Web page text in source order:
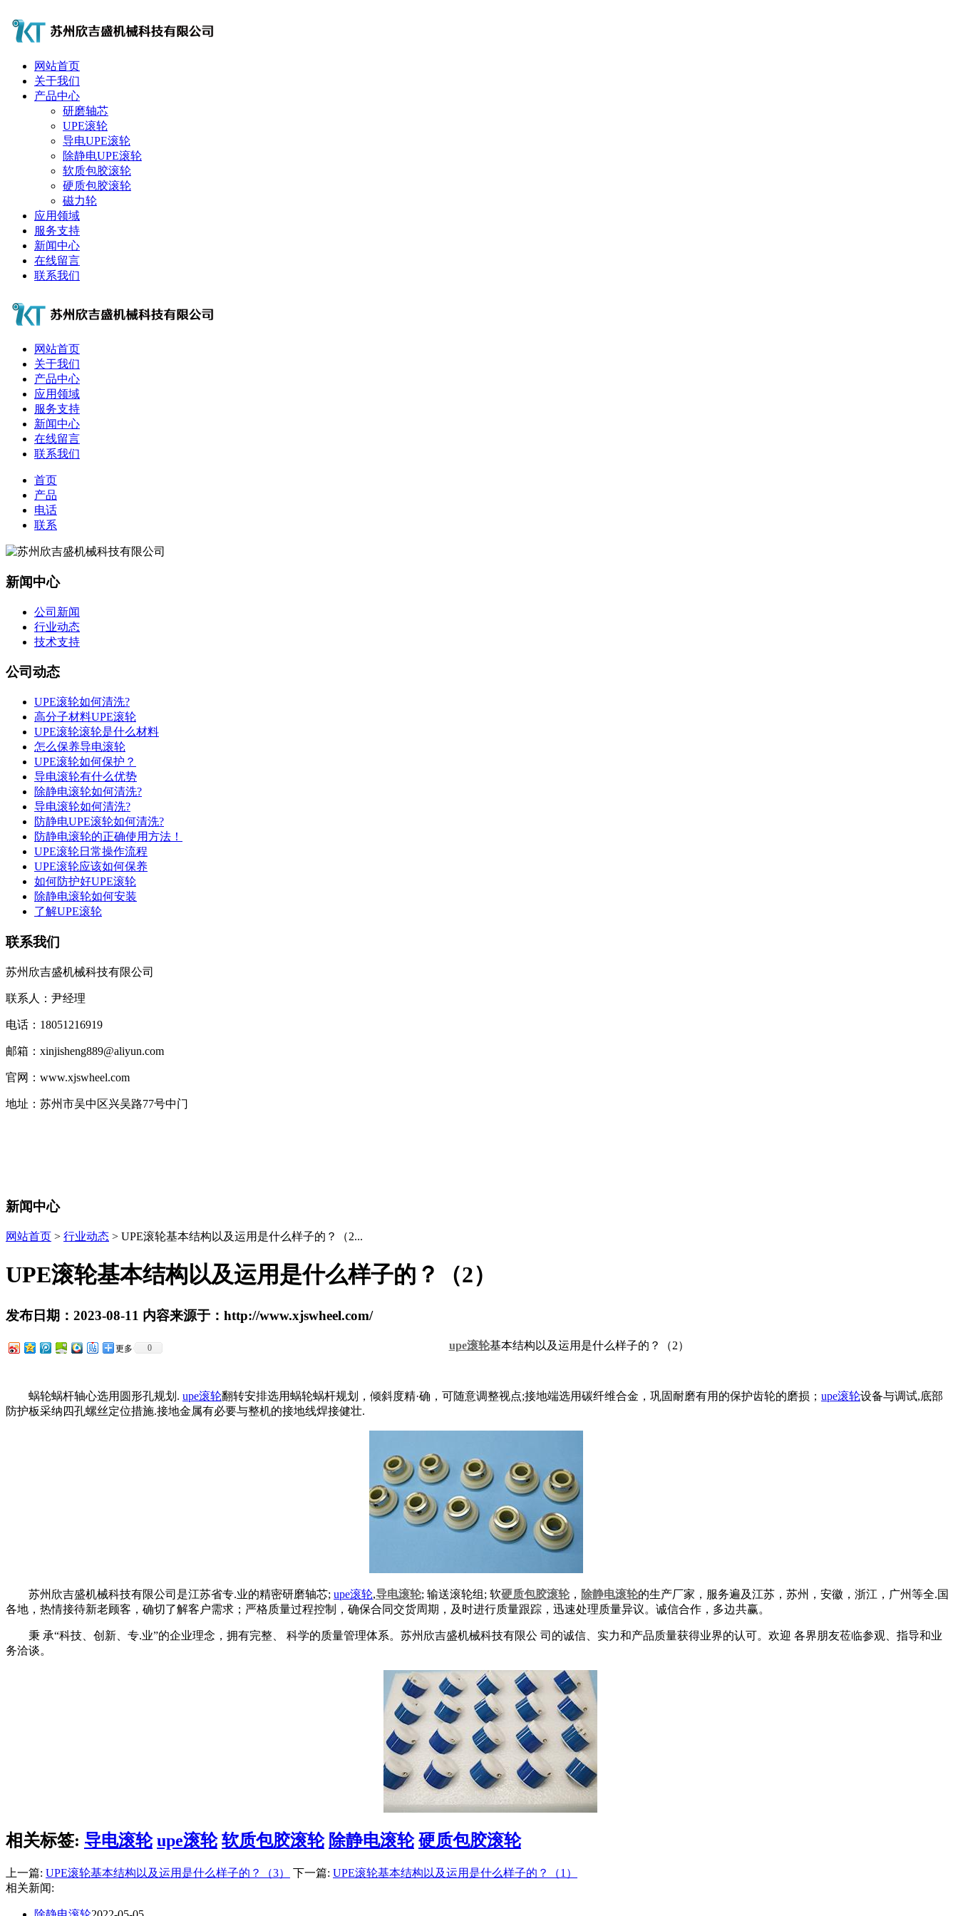
网站首页
关于我们
产品中心
研磨轴芯
UPE滚轮
导电UPE滚轮
除静电UPE滚轮
软质包胶滚轮
硬质包胶滚轮
磁力轮
应用领域
服务支持
新闻中心
在线留言
联系我们
网站首页
关于我们
产品中心
应用领域
服务支持
新闻中心
在线留言
联系我们
首页
产品
电话
联系
新闻中心
公司新闻
行业动态
技术支持
公司动态
UPE滚轮如何清洗?
高分子材料UPE滚轮
UPE滚轮滚轮是什么材料
怎么保养导电滚轮
UPE滚轮如何保护？
导电滚轮有什么优势
除静电滚轮如何清洗?
导电滚轮如何清洗?
防静电UPE滚轮如何清洗?
防静电滚轮的正确使用方法！
UPE滚轮日常操作流程
UPE滚轮应该如何保养
如何防护好UPE滚轮
除静电滚轮如何安装
了解UPE滚轮
联系我们
苏州欣吉盛机械科技有限公司
联系人：尹经理
电话：18051216919
邮箱：xinjisheng889@aliyun.com
官网：www.xjswheel.com
地址：苏州市吴中区兴吴路77号中门
新闻中心
网站首页 > 行业动态 > UPE滚轮基本结构以及运用是什么样子的？（2...
UPE滚轮基本结构以及运用是什么样子的？（2）
发布日期：2023-08-11 内容来源于：http://www.xjswheel.com/
更多 0 upe滚轮基本结构以及运用是什么样子的？（2）
蜗轮蜗杆轴心选用圆形孔规划. upe滚轮翻转安排选用蜗轮蜗杆规划，倾斜度精·确，可随意调整视点;接地端选用碳纤维合金，巩固耐磨有用的保护齿轮的磨损； upe滚轮设备与调试,底部
防护板采纳四孔螺丝定位措施.接地金属有必要与整机的接地线焊接健壮.
苏州欣吉盛机械科技有限公司是江苏省专.业的精密研磨轴芯; upe滚轮,导电滚轮; 输送滚轮组; 软硬质包胶滚轮， 除静电滚轮的生产厂家，服务遍及江苏，苏州，安徽，浙江，广州等全.国
各地，热情接待新老顾客，确切了解客户需求；严格质量过程控制，确保合同交货周期，及时进行质量跟踪，迅速处理质量异议。诚信合作，多边共赢。
秉 承“科技、创新、专.业”的企业理念，拥有完整、 科学的质量管理体系。苏州欣吉盛机械科技有限公 司的诚信、实力和产品质量获得业界的认可。欢迎 各界朋友莅临参观、指导和业
务洽谈。
相关标签: 导电滚轮 upe滚轮 软质包胶滚轮 除静电滚轮 硬质包胶滚轮
上一篇: UPE滚轮基本结构以及运用是什么样子的？（3） 下一篇: UPE滚轮基本结构以及运用是什么样子的？（1）
相关新闻: